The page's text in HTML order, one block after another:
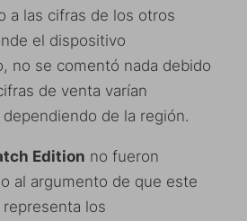
a las cifras de los otros
el dispositivo
no se comentó nada debido
de venta varían
de la región.
Edition no fueron
al argumento de que este
los